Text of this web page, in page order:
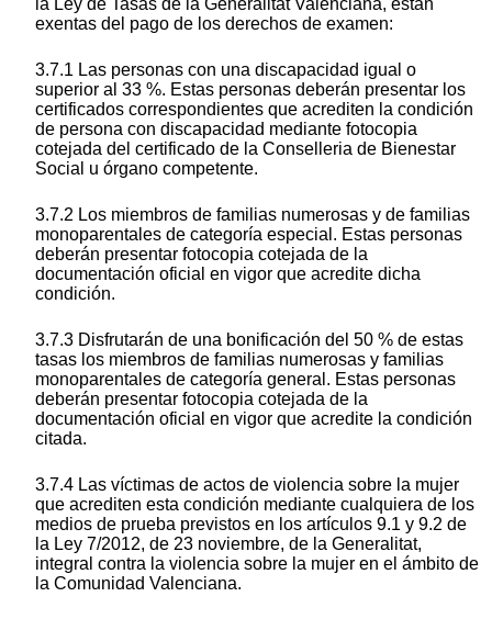
la Ley de Tasas de la Generalitat Valenciana, están
exentas del pago de los derechos de examen:
3.7.1 Las personas con una discapacidad igual o
superior al 33 %. Estas personas deberán presentar los
certificados correspondientes que acrediten la condición
de persona con discapacidad mediante fotocopia
cotejada del certificado de la Conselleria de Bienestar
Social u órgano competente.
3.7.2 Los miembros de familias numerosas y de familias
monoparentales de categoría especial. Estas personas
deberán presentar fotocopia cotejada de la
documentación oficial en vigor que acredite dicha
condición.
3.7.3 Disfrutarán de una bonificación del 50 % de estas
tasas los miembros de familias numerosas y familias
monoparentales de categoría general. Estas personas
deberán presentar fotocopia cotejada de la
documentación oficial en vigor que acredite la condición
citada.
3.7.4 Las víctimas de actos de violencia sobre la mujer
que acrediten esta condición mediante cualquiera de los
medios de prueba previstos en los artículos 9.1 y 9.2 de
la Ley 7/2012, de 23 noviembre, de la Generalitat,
integral contra la violencia sobre la mujer en el ámbito de
la Comunidad Valenciana.